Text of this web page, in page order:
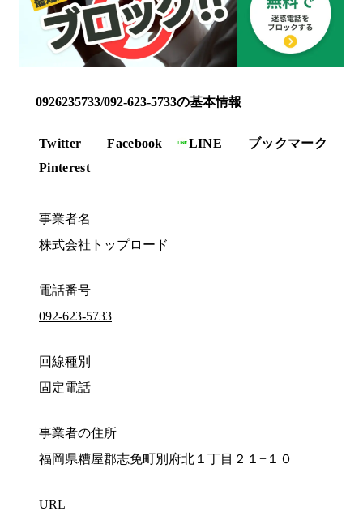
0926235733/092-623-5733の基本情報
Twitter Facebook LINE
ブックマーク
Pinterest
事業者名
株式会社トップロード
電話番号
092-623-5733
回線種別
固定電話
事業者の住所
福岡県糟屋郡志免町別府北１丁目２１−１０
URL